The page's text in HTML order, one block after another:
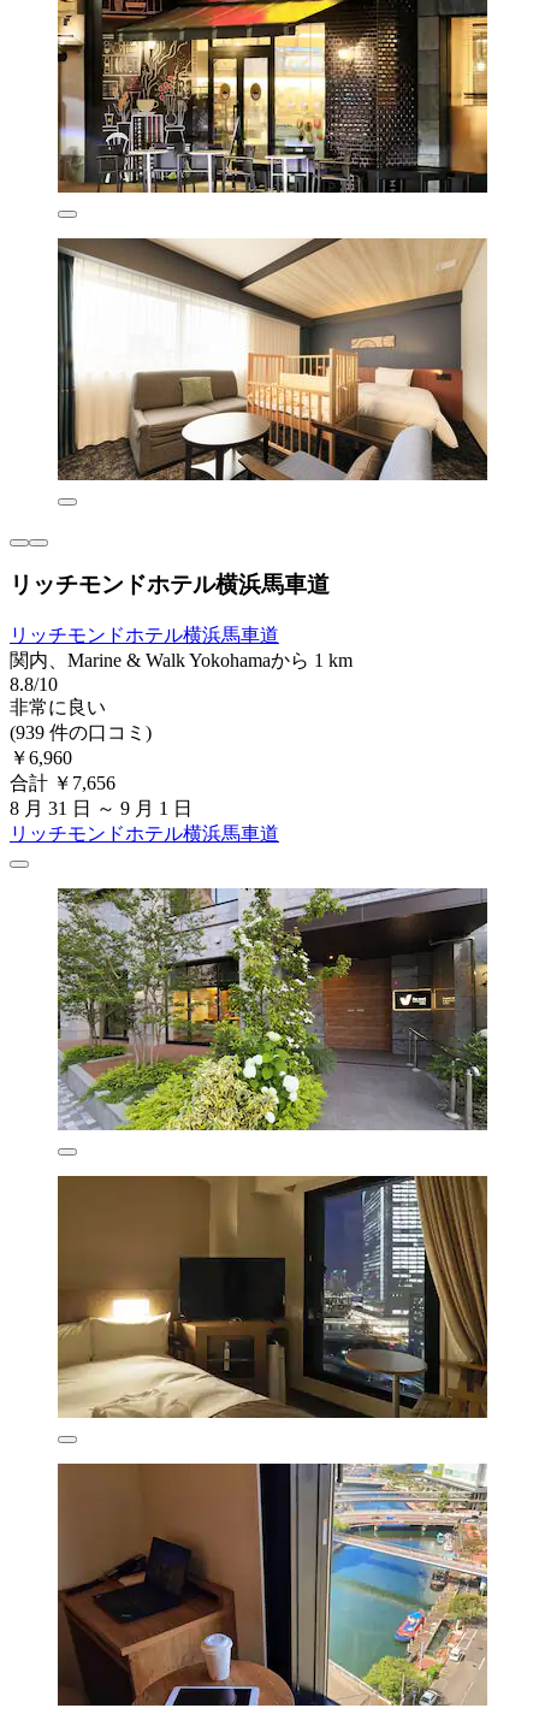
リッチモンドホテル横浜馬車道
リッチモンドホテル横浜馬車道
関内、Marine & Walk Yokohamaから 1 km
8.8/10
非常に良い
(939 件の口コミ)
￥6,960
合計 ￥7,656
8 月 31 日 ～ 9 月 1 日
リッチモンドホテル横浜馬車道